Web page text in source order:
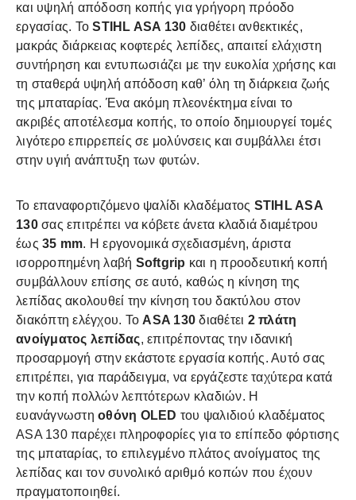
και υψηλή απόδοση κοπής για γρήγορη πρόοδο
εργασίας. Το STIHL ASA 130 διαθέτει ανθεκτικές,
μακράς διάρκειας κοφτερές λεπίδες, απαιτεί ελάχιστη
συντήρηση και εντυπωσιάζει με την ευκολία χρήσης και
τη σταθερά υψηλή απόδοση καθ’ όλη τη διάρκεια ζωής
της μπαταρίας. Ένα ακόμη πλεονέκτημα είναι το
ακριβές αποτέλεσμα κοπής, το οποίο δημιουργεί τομές
λιγότερο επιρρεπείς σε μολύνσεις και συμβάλλει έτσι
στην υγιή ανάπτυξη των φυτών.
Το επαναφορτιζόμενο ψαλίδι κλαδέματος STIHL ASA
130 σας επιτρέπει να κόβετε άνετα κλαδιά διαμέτρου
έως 35 mm. Η εργονομικά σχεδιασμένη, άριστα
ισορροπημένη λαβή Softgrip και η προοδευτική κοπή
συμβάλλουν επίσης σε αυτό, καθώς η κίνηση της
λεπίδας ακολουθεί την κίνηση του δακτύλου στον
διακόπτη ελέγχου. Το ASA 130 διαθέτει 2 πλάτη
ανοίγματος λεπίδας, επιτρέποντας την ιδανική
προσαρμογή στην εκάστοτε εργασία κοπής. Αυτό σας
επιτρέπει, για παράδειγμα, να εργάζεστε ταχύτερα κατά
την κοπή πολλών λεπτότερων κλαδιών. Η
ευανάγνωστη οθόνη OLED του ψαλιδιού κλαδέματος
ASA 130 παρέχει πληροφορίες για το επίπεδο φόρτισης
της μπαταρίας, το επιλεγμένο πλάτος ανοίγματος της
λεπίδας και τον συνολικό αριθμό κοπών που έχουν
πραγματοποιηθεί.